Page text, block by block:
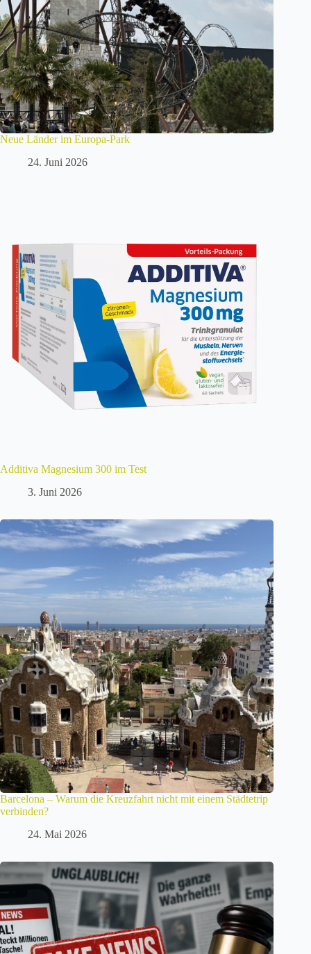
Neue Länder im Europa-Park
24. Juni 2026
Additiva Magnesium 300 im Test
3. Juni 2026
Barcelona – Warum die Kreuzfahrt nicht mit einem Städtetrip
verbinden?
24. Mai 2026